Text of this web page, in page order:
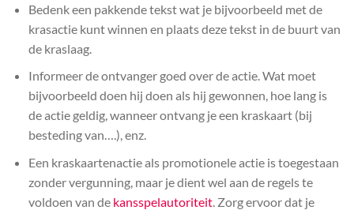
Bedenk een pakkende tekst wat je bijvoorbeeld met de
krasactie kunt winnen en plaats deze tekst in de buurt van
de kraslaag.
Informeer de ontvanger goed over de actie. Wat moet
bijvoorbeeld doen hij doen als hij gewonnen, hoe lang is
de actie geldig, wanneer ontvang je een kraskaart (bij
besteding van….), enz.
Een kraskaartenactie als promotionele actie is toegestaan
zonder vergunning, maar je dient wel aan de regels te
voldoen van de kansspelautoriteit. Zorg ervoor dat je